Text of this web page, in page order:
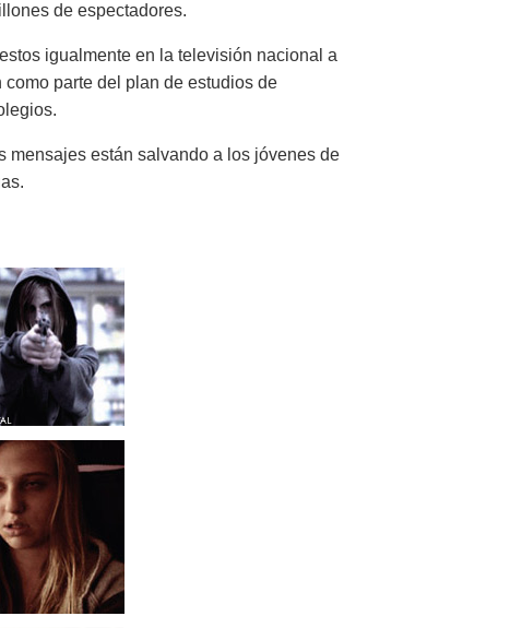
de espectadores.
igualmente en la televisión nacional a
parte del plan de estudios de
mensajes están salvando a los jóvenes de